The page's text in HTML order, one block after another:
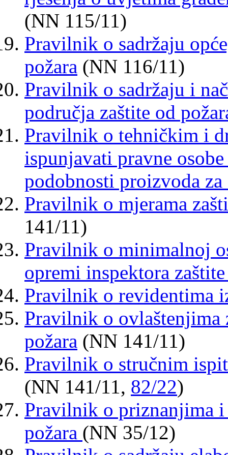
(NN 115/11)
Pravilnik o sadržaju
požara (NN 116/11)
Pravilnik o sadržaju i
područja zaštite od
Pravilnik o tehničkim i
ispunjavati pravne
podobnosti proizvoda za
Pravilnik o mjerama
141/11)
Pravilnik o minimalnoj
opremi inspektora
Pravilnik o revidentima
Pravilnik o ovlaštenjima
požara (NN 141/11)
Pravilnik o stručnim
(NN 141/11, 82/22)
Pravilnik o priznanjima i
požara (NN 35/12)